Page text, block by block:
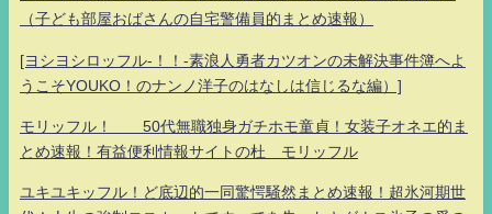
（子ども部屋おばさんの自宅警備員的まとめ速報）
[ヨシヨシロッフル-！！-素浪人勇者カツオンの未解決事件簿へよ
うこそYOUKO！のナンノ洋子のはなしは信じるな編）]
モリッフル！ 50代無職独身ガチホモ童貞！女装子オネエ的ま
とめ速報！有益便利情報サイトの杜 モリッフル
ユキユキッフル！ど底辺的一同驚愕騒然まとめ速報！超氷河期世